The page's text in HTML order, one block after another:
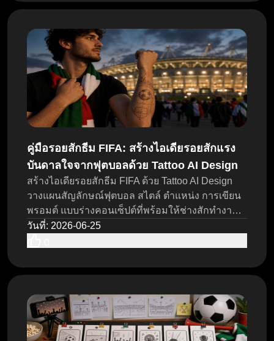
คู่มือรอยสักธีม FIFA: สร้างไอเดียรอยสักแรง
บันดาลใจจากฟุตบอลด้วย Tattoo AI Design
สร้างไอเดียรอยสักธีม FIFA ด้วย Tattoo AI Design
วางแผนสัญลักษณ์ฟุตบอล สไตล์ ตำแหน่ง การเขียน
พรอมต์ แบบร่างคอนเซ็ปต์ที่พร้อมให้ช่างสักทำงาน
และตรวจทานขั้นสุดท้ายอย่างปลอดภัย
วันที่: 2026-06-25